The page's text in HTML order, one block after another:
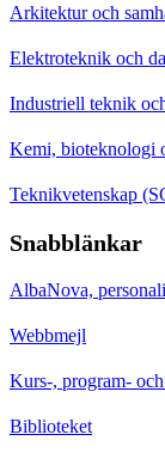
Arkitektur och
Elektroteknik och
Industriell teknik
Kemi, bioteknologi
Teknikvetenskap
Snabblänkar
AlbaNova,
Webbmejl
Kurs-, program-
Biblioteket